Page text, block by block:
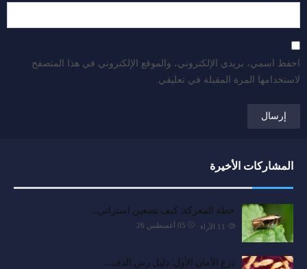
احفظ اسمي، بريدي الإلكتروني، والموقع الإلكتروني في هذا المتصفح
لاستخدامها المرة المقبلة في تعليقي.
المشاركات الأخيرة
خطة المعركة: كيف تضعين استراتي…
05 أغسطس 26 الآراء
درع الأمان الأول: دليل رش الدف…